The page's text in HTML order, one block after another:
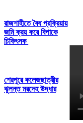
রাজশাহীতে বৈধ প্রক্রিয়ায়
জমি ক্রয় করে বিপাকে
চিকিৎসক
শেরপুরে কলেজছাত্রীর
ঝুলন্ত মরদেহ উদ্ধার